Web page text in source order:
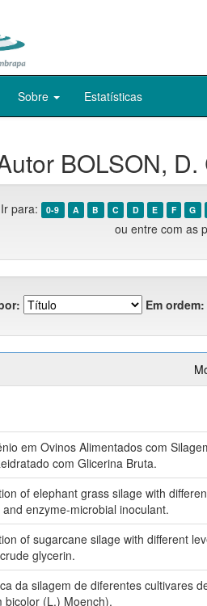
Sobre Estatísticas
BOLSON, D.
Ir para: 0-9 A B C D E F G
ou entre com as
Em ordem:
em Ovinos Alimentados com
com Glicerina Bruta.
of elephant grass silage with
enzyme-microbial inoculant.
of sugarcane silage with different
glycerin.
da silagem de diferentes cultivares
bicolor (L.) Moench).